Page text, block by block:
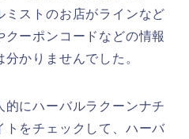
ミストのお店がラインなど
ーポンコードなどの情報
かりませんでした。
にハーバルラクーンナチ
トをチェックして、ハーバ